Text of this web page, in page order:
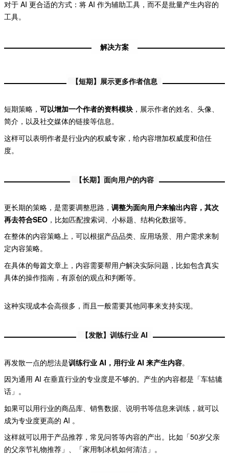
对于 AI 更合适的方式：将 AI 作为辅助工具，而不是批量产生内容的
工具。
解决方案
【短期】展示更多作者信息
短期策略， 可以增加一个作者的资料模块 ，展示作者的姓名、头像、
简介，以及社交媒体的链接等信息。
这样可以表明作者是行业内的权威专家，给内容增加权威度和信任
度。
【长期】面向用户的内容
更长期的策略，是需要调整思路， 调整为面向用户来输出内容，其次
再去符合SEO ，比如匹配搜索词、小标题、结构化数据等。
在整体的内容策略上，可以根据产品品类、应用场景、用户需求来制
定内容策略。
在具体的每篇文章上，内容需要帮用户解决实际问题，比如包含真实
具体的操作指南，有原创的观点和判断等。
这种实现成本会高很多，而且一般需要其他同事来支持实现。
【发散】训练行业 AI
再发散一点的想法是训练行业 AI，用行业 AI 来产生内容。
因为通用 AI 在垂直行业的专业度是不够的。产生的内容都是「车轱辘
话」。
如果可以用行业的商品库、销售数据、说明书等信息来训练，就可以
成为专业度更高的 AI 。
这样就可以用于产品推荐，常见问答等内容的产出。比如「50岁父亲
的父亲节礼物推荐」、「家用制冰机如何清洁」。